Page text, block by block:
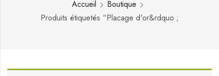
Accueil
Boutique
Produits étiquetés “Placage d'or&rdquo ;